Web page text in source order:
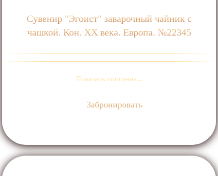
Сувенир "Эгоист" заварочный чайник с
чашкой. Кон. ХХ века. Европа. №22345
Показать описание...
Забронировать